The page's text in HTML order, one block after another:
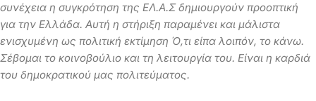
συνέχεια η συγκρότηση της ΕΛ.Α.Σ δημιουργούν προοπτική
για την Ελλάδα. Αυτή η στήριξη παραμένει και μάλιστα
ενισχυμένη ως πολιτική εκτίμηση Ό,τι είπα λοιπόν, το κάνω.
Σέβομαι το κοινοβούλιο και τη λειτουργία του. Είναι η καρδιά
του δημοκρατικού μας πολιτεύματος.